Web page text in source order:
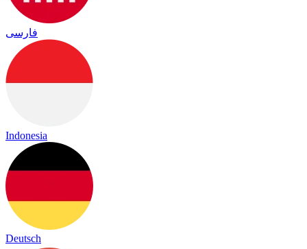
فارسی
Indonesia
Deutsch